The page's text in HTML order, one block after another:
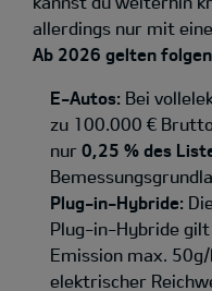
allerdings nur mit
Ab 2026 gelten
E-Autos: Bei
zu 100.000 €
nur 0,25 % des
Plug-in-Hybride:
Plug-in-Hybride
Emission max.
elektrischer